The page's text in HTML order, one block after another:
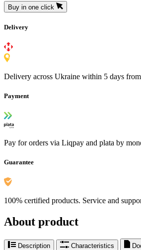
Buy in one click
Delivery
Delivery across Ukraine within 5 days from
Payment
Pay for orders via Liqpay and plata by
Guarantee
100% certified products. Service and
About product
Description Characteristics